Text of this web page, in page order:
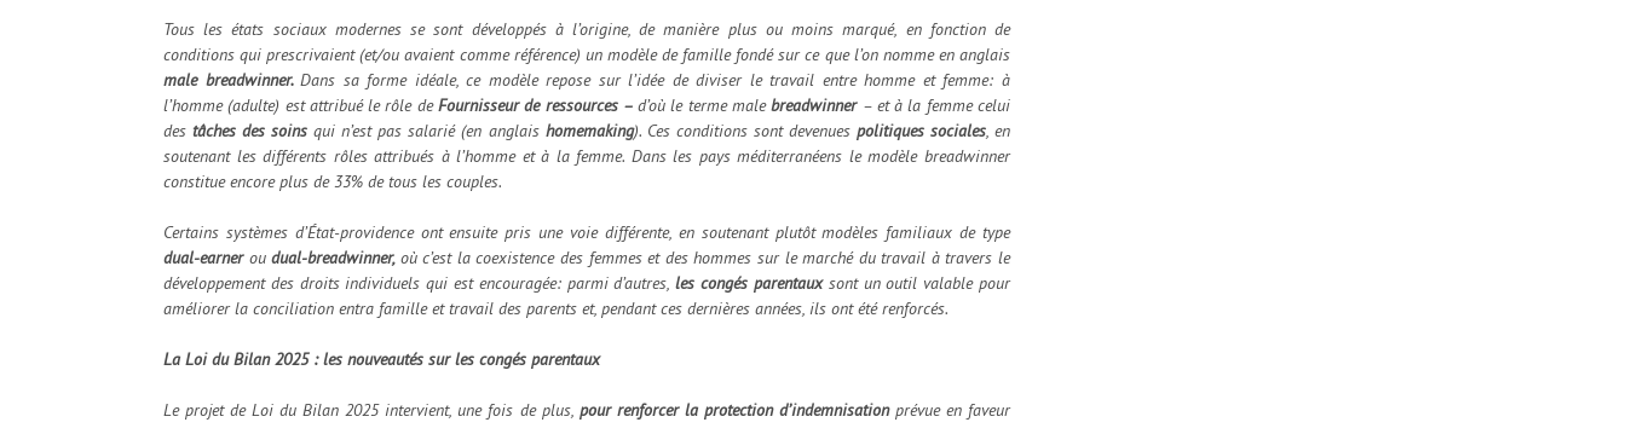
Tous les états sociaux modernes se sont développés à l’origine, de manière plus ou moins marqué, en fonction de
conditions qui prescrivaient (et/ou avaient comme référence) un modèle de famille fondé sur ce que l’on nomme en anglais
male breadwinner.Dans sa forme idéale, ce modèle repose sur l’idée de diviser le travail entre homme et femme: à
l’homme (adulte) est attribué le rôle deFournisseur de ressources –d’où le terme malebreadwinner– et à la femme celui
destâches des soins qui n’est pas salarié (en anglais homemaking). Ces conditions sont devenues politiques sociales, en
soutenant les différents rôles attribués à l’homme et à la femme. Dans les pays méditerranéens le modèle breadwinner
constitue encore plus de 33% de tous les couples.
Certains systèmes d’État-providence ont ensuite pris une voie différente, en soutenant plutôt modèles familiaux de type
dual-earneroudual-breadwinner, où c’est la coexistence des femmes et des hommes sur le marché du travail à travers le
développement des droits individuels qui est encouragée: parmi d’autres,les congés parentauxsont un outil valable pour
améliorer la conciliation entra famille et travail des parents et, pendant ces dernières années, ils ont été renforcés.
La Loi du Bilan 2025 : les nouveautés sur les congés parentaux
Le projet de Loi du Bilan 2025 intervient, une fois de plus, pour renforcer la protection d’indemnisation prévue en faveur